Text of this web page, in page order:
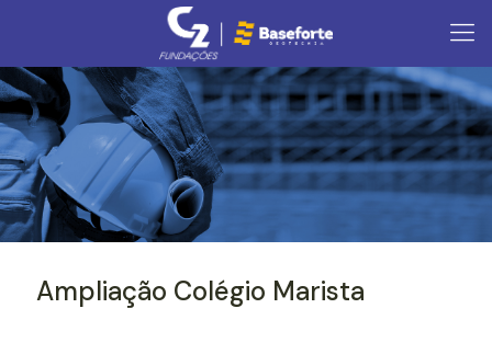
Ampliação Colégio Marista